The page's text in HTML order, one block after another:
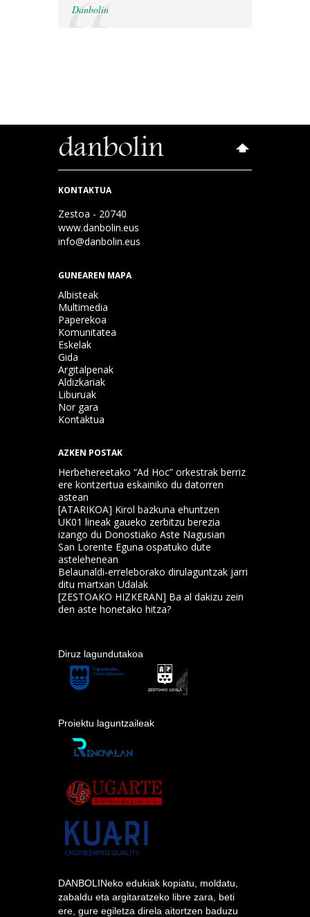
Danbolin
KONTAKTUA
Zestoa - 20740
www.danbolin.eus
info@danbolin.eus
GUNEAREN MAPA
Albisteak
Multimedia
Paperekoa
Komunitatea
Eskelak
Gida
Argitalpenak
Aldizkariak
Liburuak
Nor gara
Kontaktua
AZKEN POSTAK
Herbehereetako “Ad Hoc” orkestrak berriz
ere kontzertua eskainiko du datorren
astean
[ATARIKOA] Kirol bazkuna ehuntzen
UK01 lineak gaueko zerbitzu berezia
izango du Donostiako Aste Nagusian
San Lorente Eguna ospatuko dute
astelehenean
Belaunaldi-erreleborako dirulaguntzak jarri
ditu martxan Udalak
[ZESTOAKO HIZKERAN] Ba al dakizu zein
den aste honetako hitza?
Diruz lagundutakoa
Proiektu laguntzaileak
DANBOLINeko edukiak kopiatu, moldatu,
zabaldu eta argitaratzeko libre zara, beti
ere, gure egiletza direla aitortzen baduzu